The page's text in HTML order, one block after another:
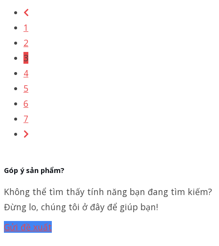
1
2
3
4
5
6
7
Góp ý sản phẩm?
Không thể tìm thấy tính năng bạn đang tìm kiếm?
Đừng lo, chúng tôi ở đây để giúp bạn!
Gửi đề xuất